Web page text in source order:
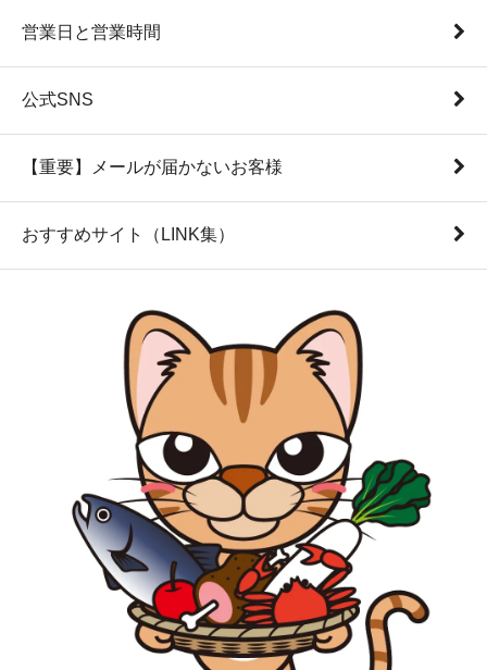
営業日と営業時間
公式SNS
【重要】メールが届かないお客様
おすすめサイト（LINK集）